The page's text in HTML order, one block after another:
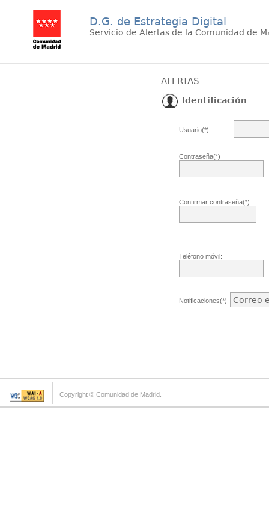
D.G. de Estrategia Digital
Servicio de Alertas de la Comunidad de
ALERTAS
Identificación
Usuario(*)
Contraseña(*)
Confirmar contraseña(*)
Teléfono móvil:
Notificaciones(*)
Copyright © Comunidad de Madrid.